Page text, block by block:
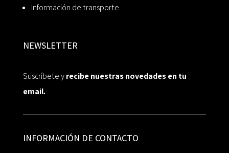
Información de transporte
NEWSLETTER
Suscríbete yrecibe nuestras novedades en tu
email.
INFORMACIÓN DE CONTACTO